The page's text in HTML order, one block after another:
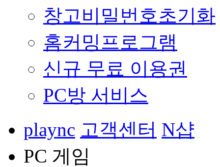
창고비밀번호초기화
홈커밍프로그램
신규 무료 이용권
PC방 서비스
plaync 고객센터 N샵
PC 게임